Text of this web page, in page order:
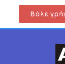
Βάλε